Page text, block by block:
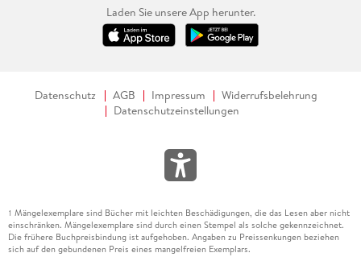
Laden Sie unsere App herunter.
Datenschutz AGB Impressum
Widerrufsbelehrung
Datenschutzeinstellungen
1 Mängelexemplare sind Bücher mit leichten Beschädigungen, die das Lesen aber nicht
einschränken. Mängelexemplare sind durch einen Stempel als solche gekennzeichnet.
Die frühere Buchpreisbindung ist aufgehoben. Angaben zu Preissenkungen beziehen
sich auf den gebundenen Preis eines mangelfreien Exemplars.